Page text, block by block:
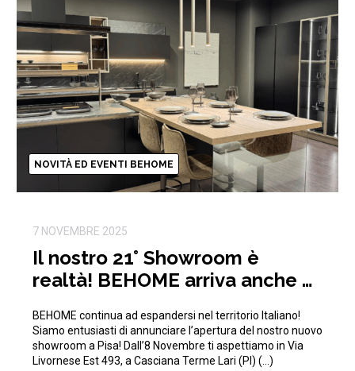
NOVITÀ ED EVENTI BEHOME
7 NOVEMBRE 2025
Il nostro 21° Showroom è
realtà! BEHOME arriva anche a
BEHOME continua ad espandersi nel territorio Italiano!
Siamo entusiasti di annunciare l’apertura del nostro nuovo
showroom a Pisa! Dall’8 Novembre ti aspettiamo in Via
Livornese Est 493, a Casciana Terme Lari (PI) (…)